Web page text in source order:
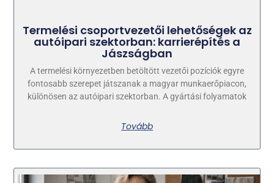
Termelési csoportvezetői lehetőségek az
autóipari szektorban: karrierépítés a
Jászságban
A termelési környezetben betöltött vezetői pozíciók egyre
fontosabb szerepet játszanak a magyar munkaerőpiacon,
különösen az autóipari szektorban. A gyártási folyamatok
Tovább